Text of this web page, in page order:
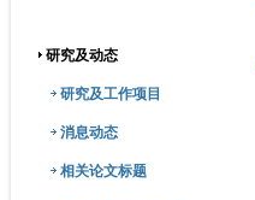
研究及动态
研究及工作项目
消息动态
相关论文标题